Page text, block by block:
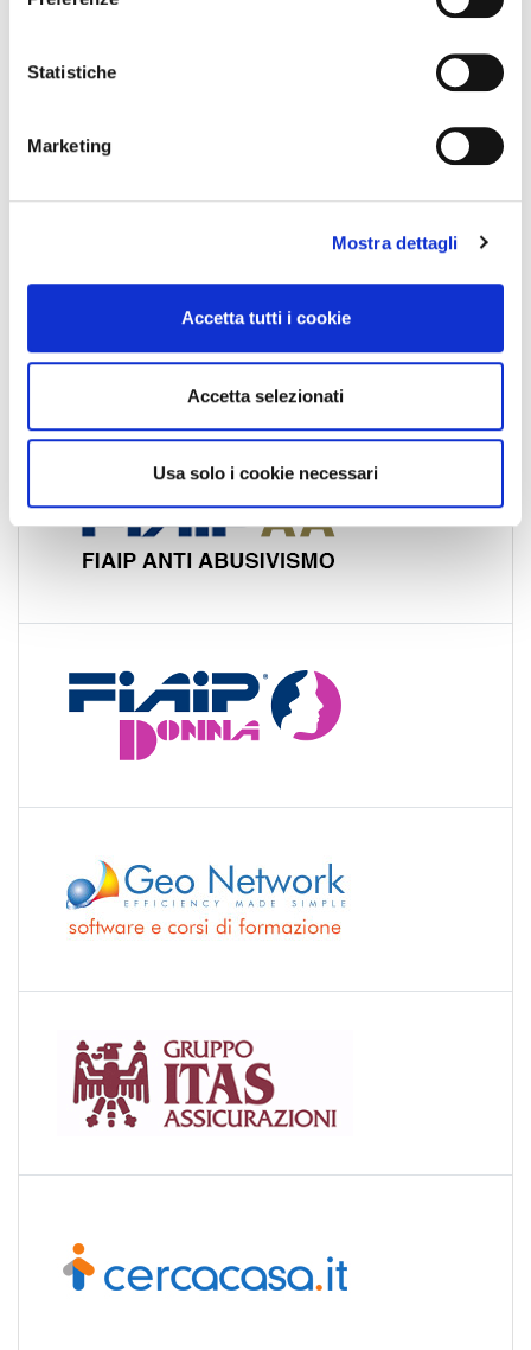
Statistiche
Marketing
Mostra dettagli
Accetta tutti i cookie
Accetta selezionati
Usa solo i cookie necessari
Esteri
News Esteri
News Territoriali